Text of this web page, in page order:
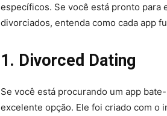
específicos. Se você está pronto para
divorciados, entenda como cada app
1. Divorced Dating
Se você está procurando um app
excelente opção. Ele foi criado com o